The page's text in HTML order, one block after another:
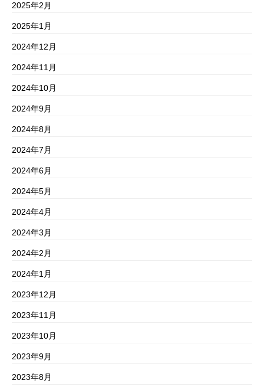
2025年2月
2025年1月
2024年12月
2024年11月
2024年10月
2024年9月
2024年8月
2024年7月
2024年6月
2024年5月
2024年4月
2024年3月
2024年2月
2024年1月
2023年12月
2023年11月
2023年10月
2023年9月
2023年8月